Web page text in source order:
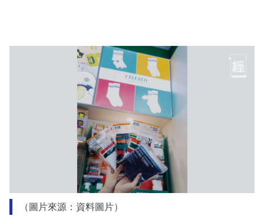
（圖片來源：資料圖片）